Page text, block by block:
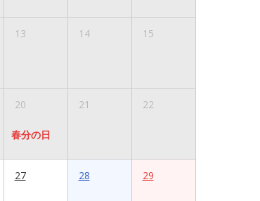
13 14 15
20
春分の日
21 22
27 28 29